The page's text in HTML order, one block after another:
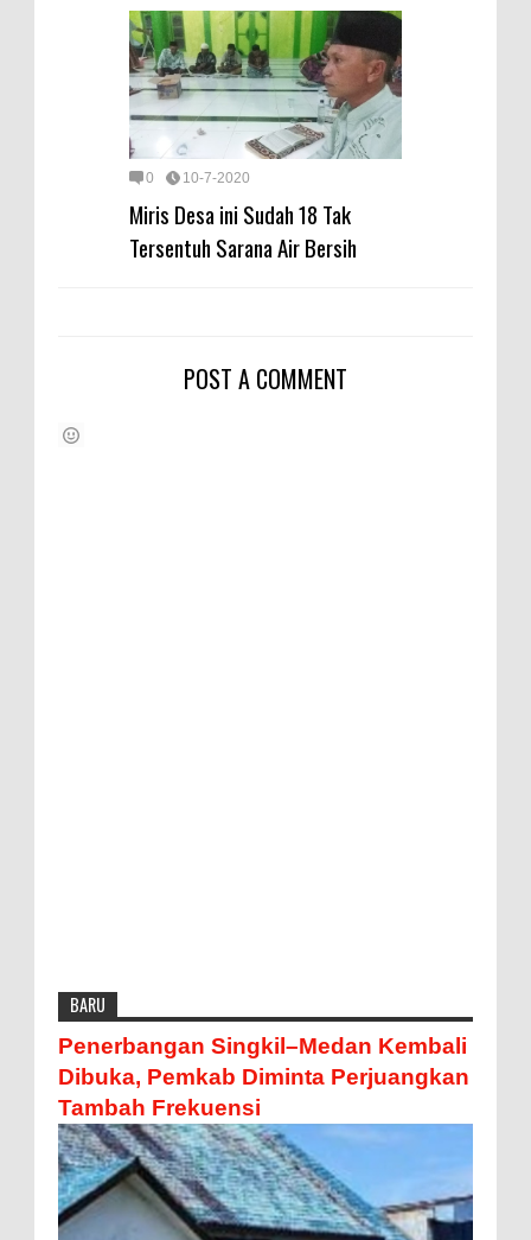
0 10-7-2020
Miris Desa ini Sudah 18 Tak
Tersentuh Sarana Air Bersih
POST A COMMENT
BARU
Penerbangan Singkil–Medan Kembali
Dibuka, Pemkab Diminta Perjuangkan
Tambah Frekuensi